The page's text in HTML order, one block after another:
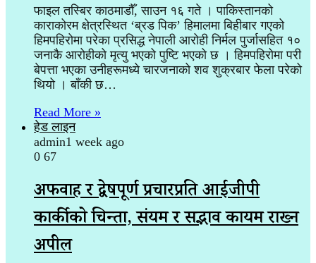
फाइल तस्बिर काठमाडौँ, साउन १६ गते । पाकिस्तानको
काराकोरम क्षेत्रस्थित ‘ब्रड पिक’ हिमालमा बिहीबार गएको
हिमपहिरोमा परेका प्रसिद्ध नेपाली आरोही निर्मल पुर्जासहित १०
जनाकै आरोहीको मृत्यु भएको पुष्टि भएको छ । हिमपहिरोमा परी
बेपत्ता भएका उनीहरूमध्ये चारजनाको शव शुक्रबार फेला परेको
थियो । बाँकी छ…
Read More »
हेड लाइन
admin1 week ago
0 67
अफवाह र द्वेषपूर्ण प्रचारप्रति आईजीपी
कार्कीको चिन्ता, संयम र सद्भाव कायम राख्न
अपील